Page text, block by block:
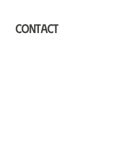
Contact